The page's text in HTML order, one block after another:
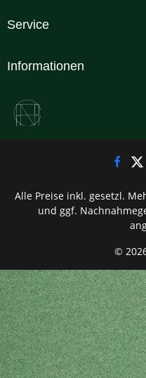
Service
Informationen
©
Alle Preise inkl. gesetzl.
und ggf.